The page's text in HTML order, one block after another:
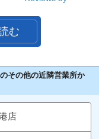
む
その他の近隣営業所か
店